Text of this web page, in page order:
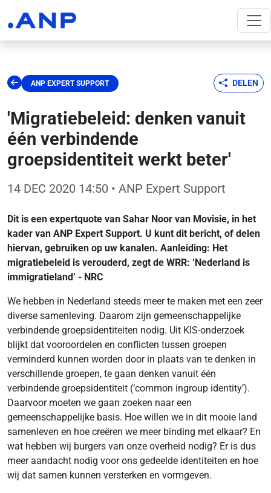
ANP EXPERT SUPPORT DELEN
'Migratiebeleid: denken vanuit
één verbindende
groepsidentiteit werkt beter'
14 DEC 2020 14:50 • ANP Expert Support
Dit is een expertquote van Sahar Noor van Movisie, in het
kader van ANP Expert Support. U kunt dit bericht, of delen
hiervan, gebruiken op uw kanalen. Aanleiding: Het
migratiebeleid is verouderd, zegt de WRR: ‘Nederland is
immigratieland’ - NRC
We hebben in Nederland steeds meer te maken met een zeer
diverse samenleving. Daarom zijn gemeenschappelijke
verbindende groepsidentiteiten nodig. Uit KIS-onderzoek
blijkt dat vooroordelen en conflicten tussen groepen
verminderd kunnen worden door in plaats van te denken in
verschillende groepen, te gaan denken vanuit één
verbindende groepsidentiteit (‘common ingroup identity’).
Daarvoor moeten we gaan zoeken naar een
gemeenschappelijke basis. Hoe willen we in dit mooie land
samenleven en hoe creëren we meer binding met elkaar? En
wat hebben wij burgers van onze overheid nodig? Er is dus
meer aandacht nodig voor ons gedeelde identiteiten en hoe
wij dat samen kunnen versterken en vormgeven.